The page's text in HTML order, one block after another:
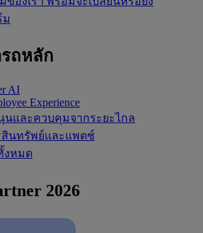
ม
ถหลัก
AI
Experience
นและควบคุมจากระยะไกล
สินทรัพย์และแพตช์
งหมด
2026